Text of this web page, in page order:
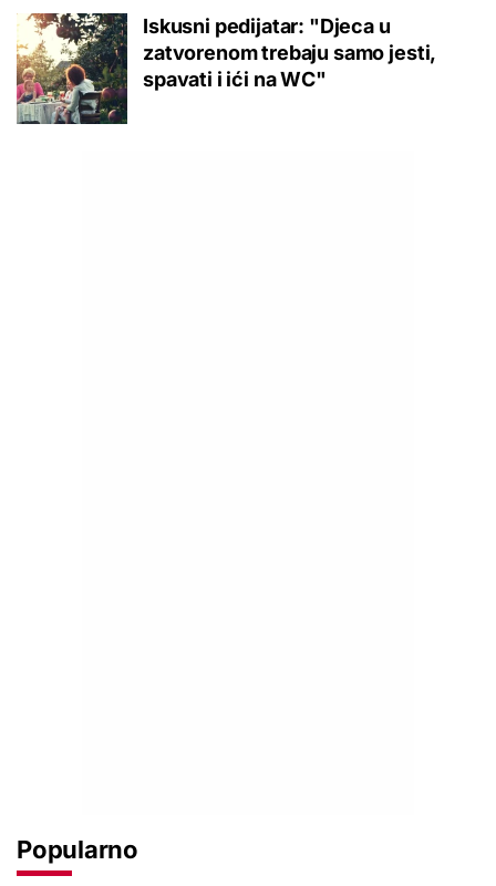
Iskusni pedijatar: "Djeca u
zatvorenom trebaju samo jesti,
spavati i ići na WC"
Popularno